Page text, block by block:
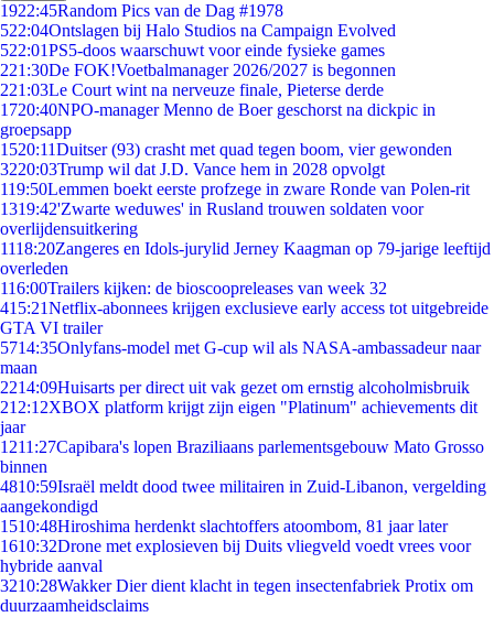
1922:45Random Pics van de Dag #1978
522:04Ontslagen bij Halo Studios na Campaign Evolved
522:01PS5-doos waarschuwt voor einde fysieke games
221:30De FOK!Voetbalmanager 2026/2027 is begonnen
221:03Le Court wint na nerveuze finale, Pieterse derde
1720:40NPO-manager Menno de Boer geschorst na dickpic in
groepsapp
1520:11Duitser (93) crasht met quad tegen boom, vier gewonden
3220:03Trump wil dat J.D. Vance hem in 2028 opvolgt
119:50Lemmen boekt eerste profzege in zware Ronde van Polen-rit
1319:42'Zwarte weduwes' in Rusland trouwen soldaten voor
overlijdensuitkering
1118:20Zangeres en Idols-jurylid Jerney Kaagman op 79-jarige leeftijd
overleden
116:00Trailers kijken: de bioscoopreleases van week 32
415:21Netflix-abonnees krijgen exclusieve early access tot uitgebreide
GTA VI trailer
5714:35Onlyfans-model met G-cup wil als NASA-ambassadeur naar
maan
2214:09Huisarts per direct uit vak gezet om ernstig alcoholmisbruik
212:12XBOX platform krijgt zijn eigen "Platinum" achievements dit
jaar
1211:27Capibara's lopen Braziliaans parlementsgebouw Mato Grosso
binnen
4810:59Israël meldt dood twee militairen in Zuid-Libanon, vergelding
aangekondigd
1510:48Hiroshima herdenkt slachtoffers atoombom, 81 jaar later
1610:32Drone met explosieven bij Duits vliegveld voedt vrees voor
hybride aanval
3210:28Wakker Dier dient klacht in tegen insectenfabriek Protix om
duurzaamheidsclaims